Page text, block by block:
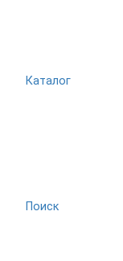
Каталог
Поиск